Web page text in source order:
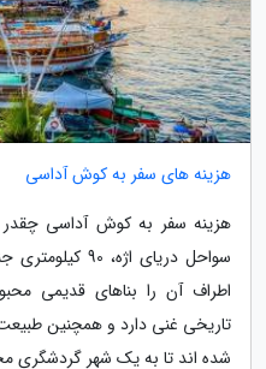
هزینه های سفر به کوش آداسی
هزینه سفر به کوش آداسی
سواحل دریای
اطراف آن را بناهای قدیمی
تاریخی غنی دارد و همچنین
شده اند تا به یک شهر گردشگری